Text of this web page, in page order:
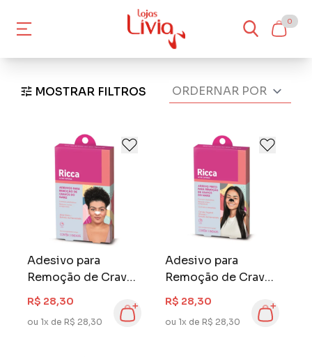
0
MOSTRAR FILTROS
Adesivo para
Remoção de Cravos
Ricca 3 unidades
R$ 28,30
ou 1x de R$ 28,30
Adesivo para
Remoção de Cravos
Ricca 3 unidades
Preta
R$ 28,30
ou 1x de R$ 28,30